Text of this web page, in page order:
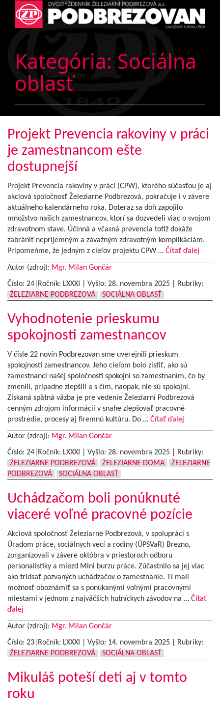
Kategória: Sociálna
oblasť
Projekt Prevencia rakoviny v práci
je zamestnancom ešte
dostupnejší
Projekt Prevencia rakoviny v práci (CPW), ktorého súčasťou je aj
akciová spoločnosť Železiarne Podbrezová, pokračuje i v závere
aktuálneho kalendárneho roka. Doteraz sa doň zapojilo
množstvo našich zamestnancov, ktorí sa dozvedeli viac o svojom
zdravotnom stave. Účinná a včasná prevencia totiž dokáže
zabrániť nepríjemným a závažným zdravotným komplikáciám.
Pripomeňme, že jedným z cieľov projektu CPW … Čítať ďalej
Autor (zdroj): Mgr. Milan Gončár
Číslo: 24|Ročník: LXXXI | Vyšlo: 28. novembra 2025
Rubriky:
ŽELEZIARNE PODBREZOVÁ
SOCIÁLNA OBLASŤ
Vyhodnotenie prieskumu
spokojnosti zamestnancov
V čísle 22 novín Podbrezovan sme uverejnili prieskum
spokojnosti zamestnancov. Jeho cieľom bolo zistiť, ako sú
zamestnanci našej spoločnosti spokojní so zamestnaním, čo by
zmenili, prípadne zlepšili a s čím, naopak, nie sú spokojní.
Získaná spätná väzba je pre vedenie Železiarní Podbrezová
cenným zdrojom informácií v snahe zlepšovať pracovné
prostredie, procesy aj firemnú kultúru. Do … Čítať ďalej
Autor (zdroj): Mgr. Milan Gončár
Číslo: 24|Ročník: LXXXI | Vyšlo: 28. novembra 2025
Rubriky:
ŽELEZIARNE PODBREZOVÁ
ŽELEZIARNE DOMA
ŽELEZIARNE
PODBREZOVÁ
SOCIÁLNA OBLASŤ
Uchádzačom boli ponúknuté
viaceré voľné pracovné pozície
Akciová spoločnosť Železiarne Podbrezová, v spolupráci s
Úradom práce, sociálnych vecí a rodiny (ÚPSVaR) Brezno,
zorganizovali v závere októbra v priestoroch odboru
personalistiky a miezd Mini burzu práce. Zúčastnilo sa jej viac
ako tridsať pozvaných uchádzačov o zamestnanie. Tí mali
možnosť oboznámiť sa s ponúkanými voľnými pracovnými
miestami v jednom z najväčších hutníckych závodov na … Čítať
ďalej
Autor (zdroj): Mgr. Milan Gončár
Číslo: 23|Ročník: LXXXI | Vyšlo: 14. novembra 2025
Rubriky:
ŽELEZIARNE PODBREZOVÁ
SOCIÁLNA OBLASŤ
Mikuláš poteší deti aj v tomto
roku